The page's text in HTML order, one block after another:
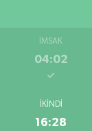
İMSAK
04:02
İKINDI
16:28